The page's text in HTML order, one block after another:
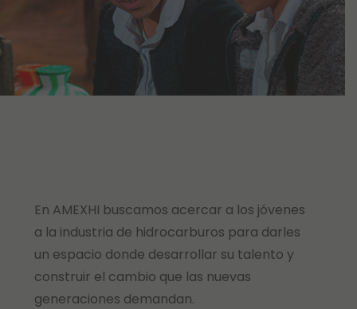
En AMEXHI buscamos acercar a los jóvenes
a la industria de hidrocarburos para darles
un espacio donde desarrollar su talento y
construir el cambio que las nuevas
generaciones demandan.